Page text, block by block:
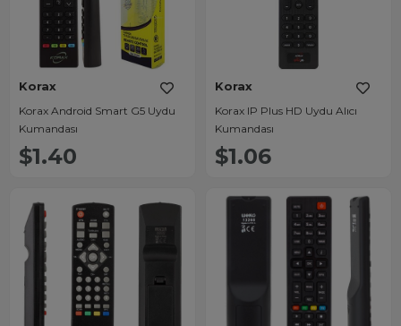
Korax
Korax Android Smart G5 Uydu
Kumandası
$1.40
Korax
Korax IP Plus HD Uydu Alıcı
Kumandası
$1.06